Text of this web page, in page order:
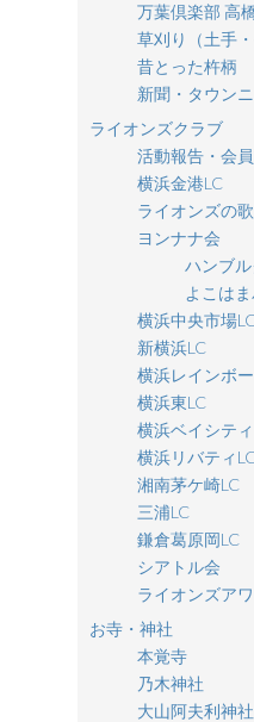
万葉倶楽部 高
草刈り（土手
昔とった杵柄
新聞・タウン
ライオンズクラブ
活動報告・会
横浜金港LC
ライオンズの歌
ヨンナナ会
ハンブ
よこは
横浜中央市場
新横浜LC
横浜レインボ
横浜東LC
横浜ベイシテ
横浜リバティ
湘南茅ケ崎LC
三浦LC
鎌倉葛原岡LC
シアトル会
ライオンズア
お寺・神社
本覚寺
乃木神社
大山阿夫利神社